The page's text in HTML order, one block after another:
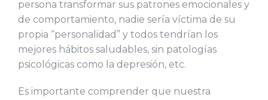
persona transformar sus patrones emocionales y
de comportamiento, nadie sería víctima de su
propia “personalidad” y todos tendrían los
mejores hábitos saludables, sin patologías
psicológicas como la depresión, etc.
Es importante comprender que nuestra